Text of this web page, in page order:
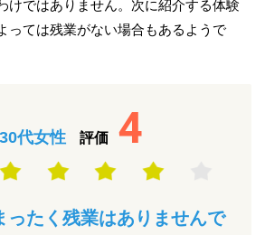
けではありません。次に紹介する体験
っては残業がない場合もあるようで
30代女性 評価 4
ったく残業はありませんで